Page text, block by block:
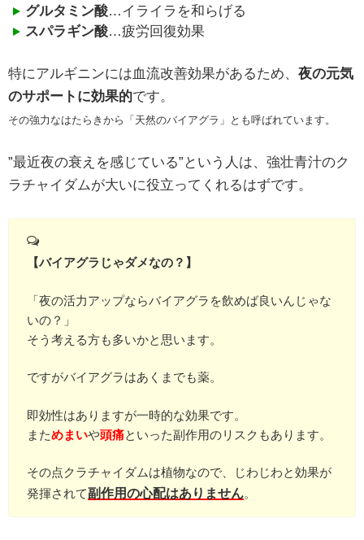
グルタミン酸…イライラを和らげる
スパラギン酸…疲労回復効果
特にアルギニンには血流改善効果があるため、 夜の元気
のサポートに効果的です。
その強力なはたらきから「天然のバイアグラ」とも呼ばれています。
”最近夜の衰えを感じている”という人は、強壮青汁のク
ラチャイダムが大いに役立ってくれるはずです。
【バイアグラじゃダメなの？】
「夜の活力アップならバイアグラを飲めば良いんじゃな
いの？」
そう考える方も多いかと思います。
ですがバイアグラはあくまでも薬。
即効性はありますが一時的な効果です。
まためまいや頭痛といった副作用のリスクもあります。
その点クラチャイダムは植物なので、じわじわと効果が
発揮されて副作用の心配はありません。